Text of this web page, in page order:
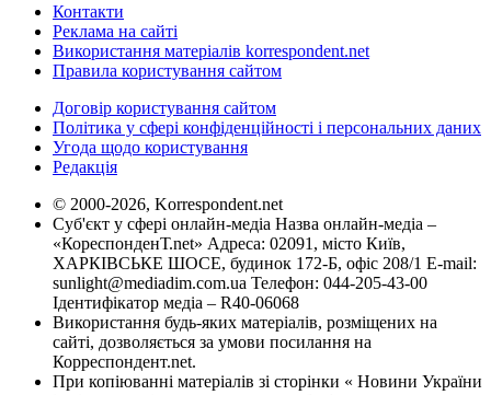
Контакти
Реклама на сайті
Використання матеріалів korrespondent.net
Правила користування сайтом
Договір користування сайтом
Політика у сфері конфіденційності і персональних даних
Угода щодо користування
Редакція
© 2000-2026, Korrespondent.net
Суб'єкт у сфері онлайн-медіа Назва онлайн-медіа –
«КореспонденТ.net» Адреса: 02091, місто Київ,
ХАРКІВСЬКЕ ШОСЕ, будинок 172-Б, офіс 208/1 E-mail:
sunlight@mediadim.com.ua Телефон: 044-205-43-00
Ідентифікатор медіа – R40-06068
Використання будь-яких матеріалів, розміщених на
сайті, дозволяється за умови посилання на
Корреспондент.net.
При копіюванні матеріалів зі сторінки « Новини України